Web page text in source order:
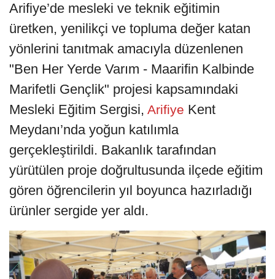
Arifiye’de mesleki ve teknik eğitimin
üretken, yenilikçi ve topluma değer katan
yönlerini tanıtmak amacıyla düzenlenen
"Ben Her Yerde Varım - Maarifin Kalbinde
Marifetli Gençlik" projesi kapsamındaki
Mesleki Eğitim Sergisi, Arifiye Kent
Meydanı’nda yoğun katılımla
gerçekleştirildi. Bakanlık tarafından
yürütülen proje doğrultusunda ilçede eğitim
gören öğrencilerin yıl boyunca hazırladığı
ürünler sergide yer aldı.